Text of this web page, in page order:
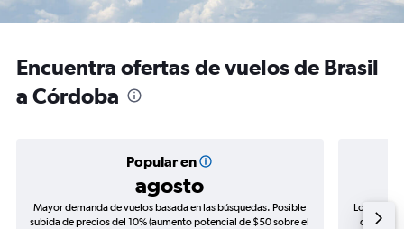
Encuentra ofertas de vuelos de Brasil
a Córdoba
Popular en
agosto
Mayor demanda de vuelos basada en las búsquedas. Posible
subida de precios del 10% (aumento potencial de $50 sobre el
Los
de